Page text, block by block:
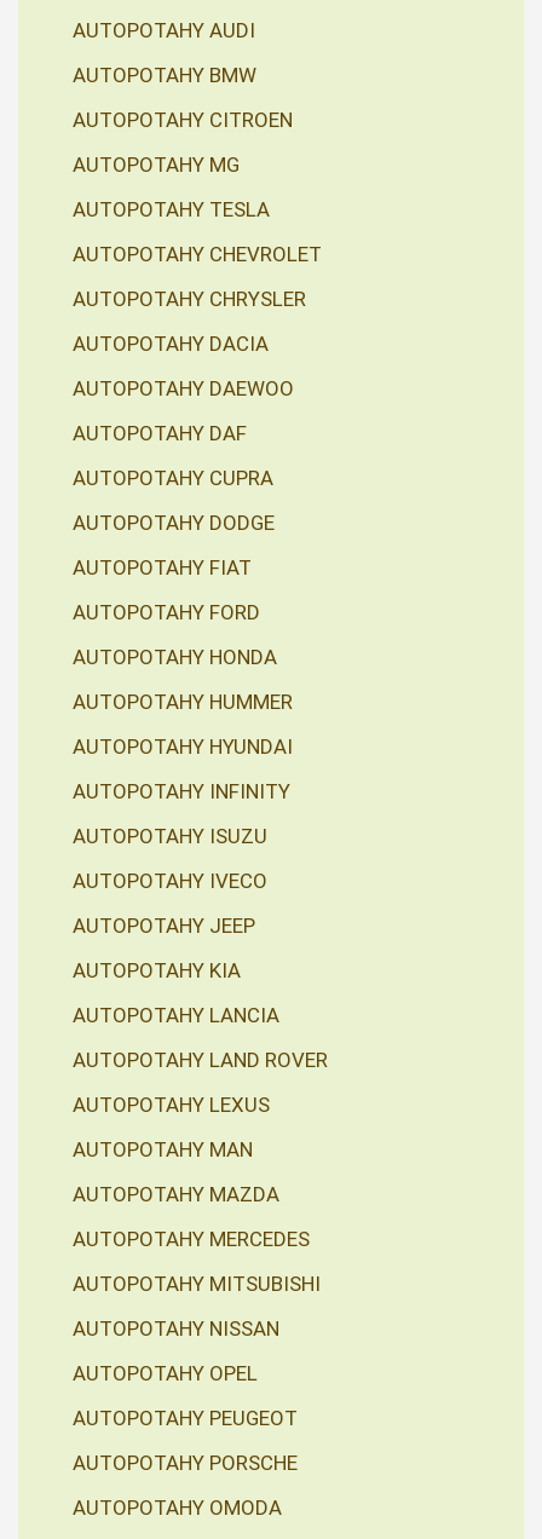
AUTOPOTAHY AUDI
AUTOPOTAHY BMW
AUTOPOTAHY CITROEN
AUTOPOTAHY MG
AUTOPOTAHY TESLA
AUTOPOTAHY CHEVROLET
AUTOPOTAHY CHRYSLER
AUTOPOTAHY DACIA
AUTOPOTAHY DAEWOO
AUTOPOTAHY DAF
AUTOPOTAHY CUPRA
AUTOPOTAHY DODGE
AUTOPOTAHY FIAT
AUTOPOTAHY FORD
AUTOPOTAHY HONDA
AUTOPOTAHY HUMMER
AUTOPOTAHY HYUNDAI
AUTOPOTAHY INFINITY
AUTOPOTAHY ISUZU
AUTOPOTAHY IVECO
AUTOPOTAHY JEEP
AUTOPOTAHY KIA
AUTOPOTAHY LANCIA
AUTOPOTAHY LAND ROVER
AUTOPOTAHY LEXUS
AUTOPOTAHY MAN
AUTOPOTAHY MAZDA
AUTOPOTAHY MERCEDES
AUTOPOTAHY MITSUBISHI
AUTOPOTAHY NISSAN
AUTOPOTAHY OPEL
AUTOPOTAHY PEUGEOT
AUTOPOTAHY PORSCHE
AUTOPOTAHY OMODA